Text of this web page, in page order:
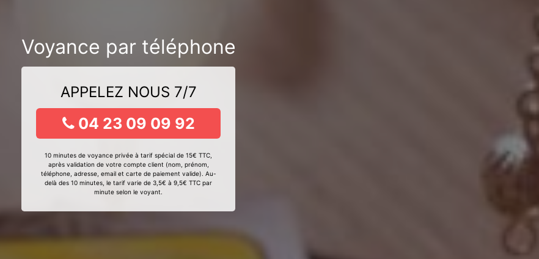
Voyance par téléphone
APPELEZ NOUS 7/7
04 23 09 09 92
10 minutes de voyance privée à tarif spécial de 15€ TTC,
après validation de votre compte client (nom, prénom,
téléphone, adresse, email et carte de paiement valide). Au-
delà des 10 minutes, le tarif varie de 3,5€ à 9,5€ TTC par
minute selon le voyant.